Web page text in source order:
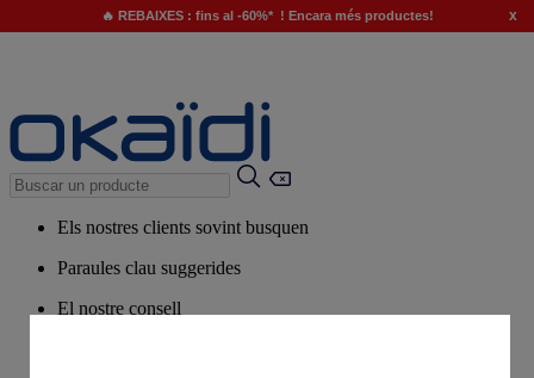
🔥 REBAIXES : fins al -60%* ! Encara més productes! x
Els nostres clients sovint busquen
Paraules clau suggerides
El nostre consell